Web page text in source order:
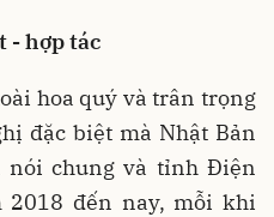
- hợp tác
hoa quý và trân trọng
đặc biệt mà Nhật Bản
nói chung và tỉnh Điện
đến nay, mỗi khi